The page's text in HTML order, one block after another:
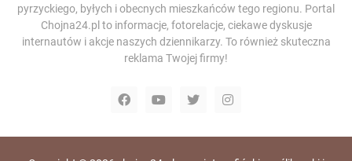
pyrzyckiego, byłych i obecnych mieszkańców tego regionu. Portal
Chojna24.pl to informacje, fotorelacje, ciekawe dyskusje
internautów i akcje naszych dziennikarzy. To również skuteczna
reklama Twojej firmy!